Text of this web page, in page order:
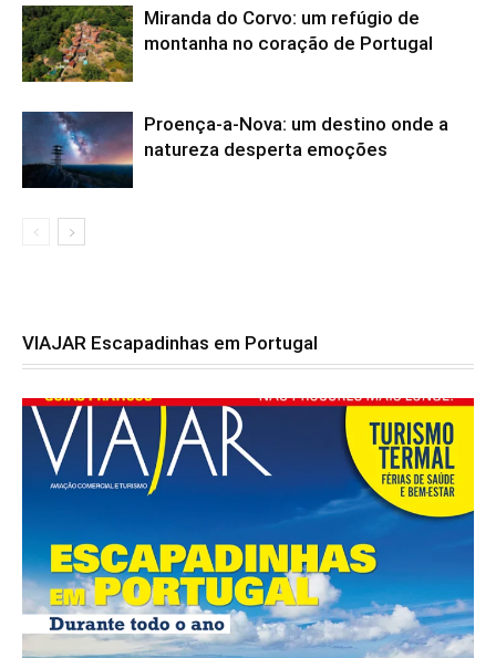
Miranda do Corvo: um refúgio de
montanha no coração de Portugal
Proença-a-Nova: um destino onde a
natureza desperta emoções
VIAJAR Escapadinhas em Portugal